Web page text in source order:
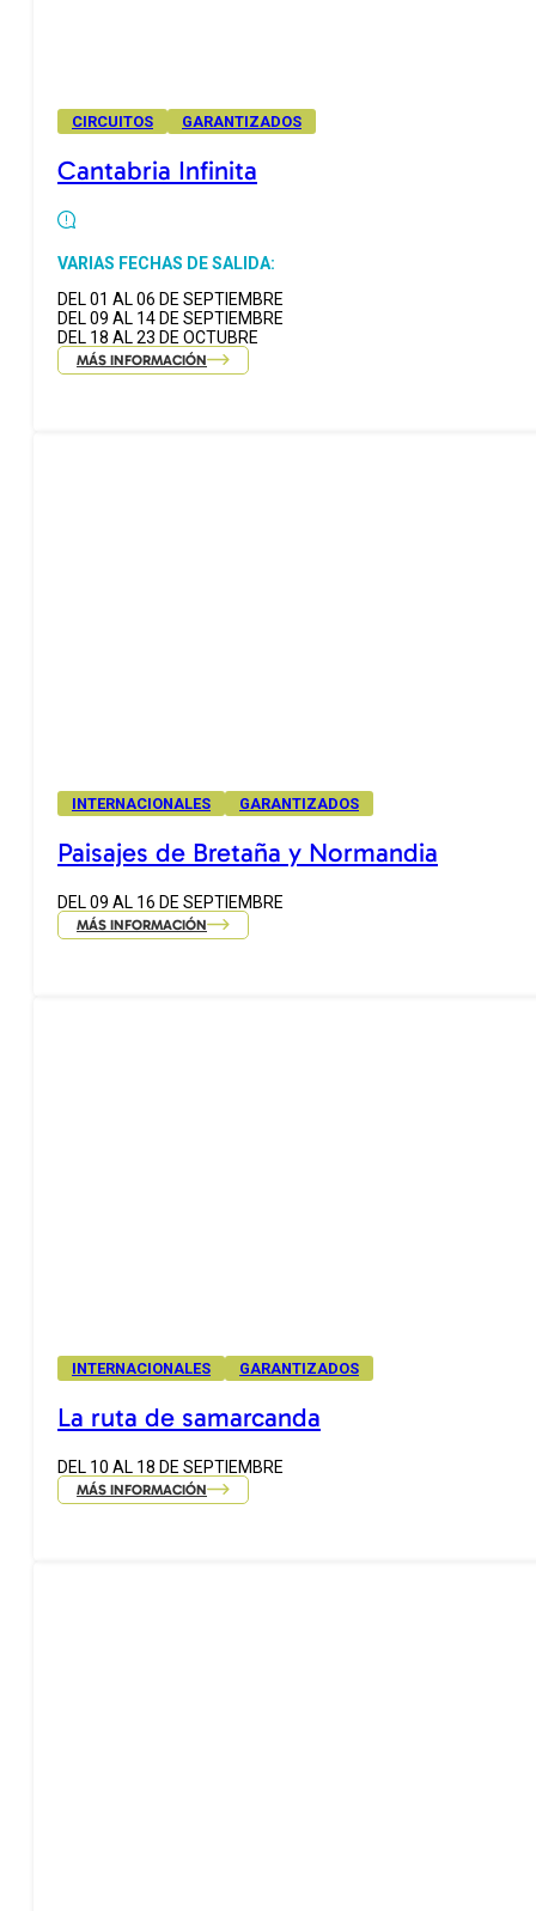
CIRCUITOS GARANTIZADOS
Cantabria Infinita
VARIAS FECHAS DE SALIDA:
DEL 01 AL 06 DE SEPTIEMBRE
DEL 09 AL 14 DE SEPTIEMBRE
DEL 18 AL 23 DE OCTUBRE
MÁS INFORMACIÓN
INTERNACIONALES GARANTIZADOS
Paisajes de Bretaña y Normandia
DEL 09 AL 16 DE SEPTIEMBRE
MÁS INFORMACIÓN
INTERNACIONALES GARANTIZADOS
La ruta de samarcanda
DEL 10 AL 18 DE SEPTIEMBRE
MÁS INFORMACIÓN